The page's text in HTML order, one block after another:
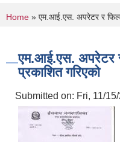
You are here
Home » एम.आई.एस. अपरेटर र
एम.आई.एस. अपरेटर
प्रकाशित गरिएको
Submitted on: Fri, 11/